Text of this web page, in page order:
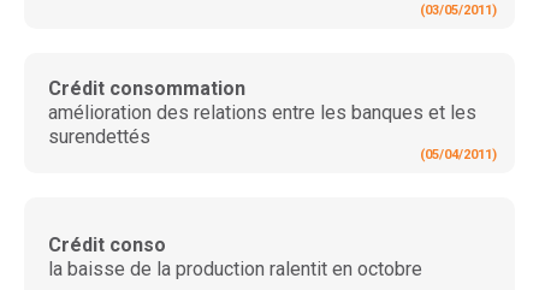
(03/05/2011)
Crédit consommation
amélioration des relations entre les banques et les
surendettés
(05/04/2011)
Crédit conso
la baisse de la production ralentit en octobre